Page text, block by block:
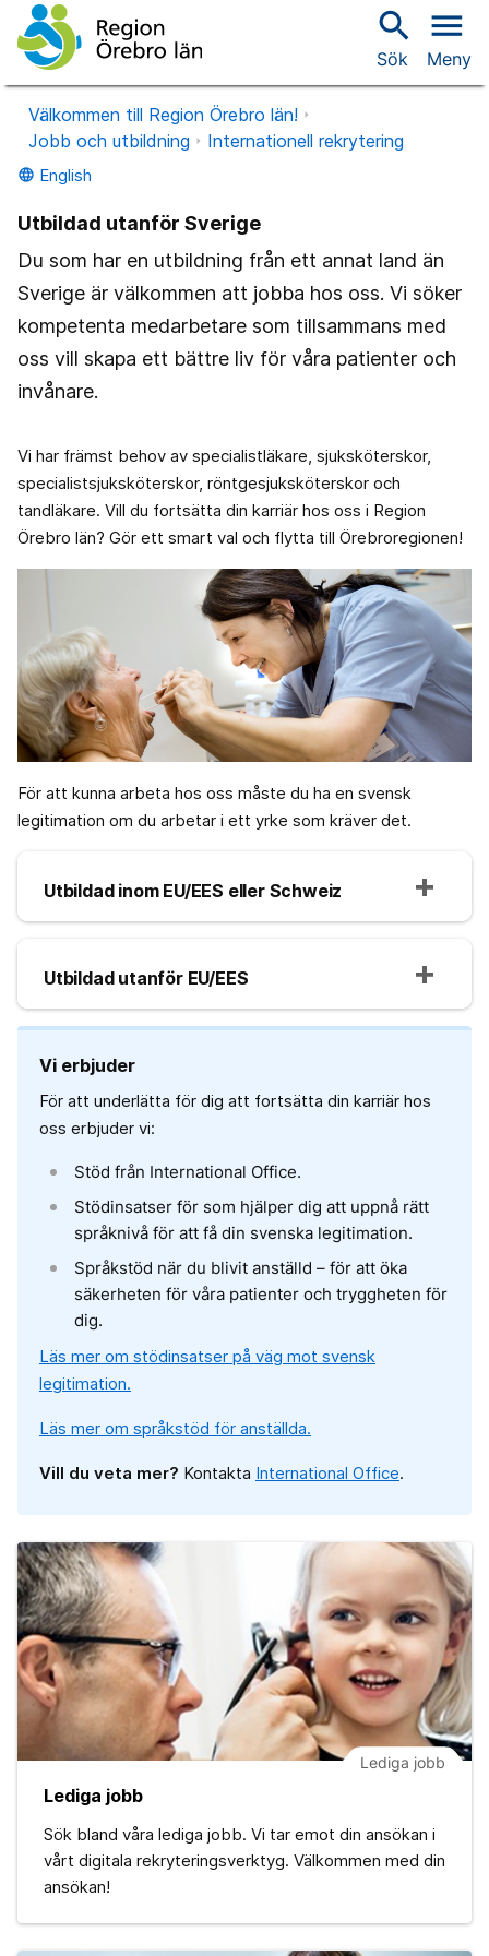
search
Sök
menu
Meny
Välkommen till Region Örebro län!
Jobb och utbildning
Internationell rekrytering
language English
Utbildad utanför Sverige
Du som har en utbildning från ett annat land än
Sverige är välkommen att jobba hos oss. Vi söker
kompetenta medarbetare som tillsammans med
oss vill skapa ett bättre liv för våra patienter och
invånare.
Vi har främst behov av specialistläkare, sjuksköterskor,
specialistsjuksköterskor, röntgesjuksköterskor och
tandläkare. Vill du fortsätta din karriär hos oss i Region
Örebro län? Gör ett smart val och flytta till Örebroregionen!
För att kunna arbeta hos oss måste du ha en svensk
legitimation om du arbetar i ett yrke som kräver det.
Utbildad inom EU/EES eller Schweiz
Utbildad utanför EU/EES
Vi erbjuder
För att underlätta för dig att fortsätta din karriär hos
oss erbjuder vi:
Stöd från International Office.
Stödinsatser för som hjälper dig att uppnå rätt
språknivå för att få din svenska legitimation.
Språkstöd när du blivit anställd – för att öka
säkerheten för våra patienter och tryggheten för
dig.
Läs mer om stödinsatser på väg mot svensk
legitimation.
Läs mer om språkstöd för anställda.
Vill du veta mer? Kontakta International Office.
Lediga jobb
Lediga jobb
Sök bland våra lediga jobb. Vi tar emot din ansökan i
vårt digitala rekryteringsverktyg. Välkommen med din
ansökan!